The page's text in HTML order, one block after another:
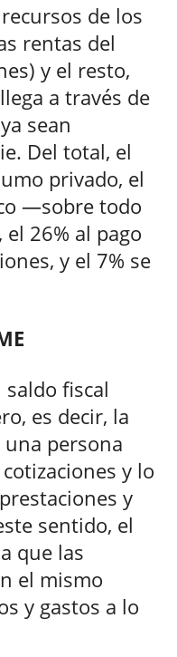
de los
rentas del
y el resto,
a través de
sean
Del total, el
privado, el
—sobre todo
26% al pago
y el 7% se
fiscal
es decir, la
persona
y lo
y
sentido, el
que las
el mismo
y gastos a lo